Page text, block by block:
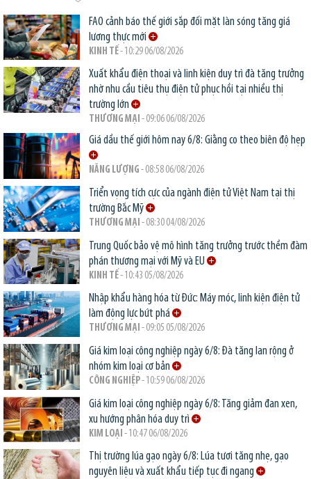
FAO cảnh báo thế giới sắp đối mặt làn sóng tăng giá
lương thực mới
KINH TẾ- 10:29 06/08/2026
Xuất khẩu điện thoại và linh kiện duy trì đà tăng trưởng
nhờ nhu cầu tiêu thụ điện tử phục hồi tại nhiều thị
trường lớn
THƯƠNG MẠI - 09:06 06/08/2026
Giá dầu thế giới hôm nay 6/8: Giằng co theo biên độ hẹp
NĂNG LƯỢNG - 08:58 06/08/2026
Triển vọng tích cực của ngành điện tử Việt Nam tại thị
trường Bắc Mỹ
THƯƠNG MẠI - 08:30 04/08/2026
Trung Quốc bảo vệ mô hình tăng trưởng trước thềm đàm
phán thương mại với Mỹ và EU
KINH TẾ- 10:43 05/08/2026
Nhập khẩu hàng hóa từ Đức: Máy móc, linh kiện điện tử
làm động lực bứt phá
THƯƠNG MẠI - 09:05 05/08/2026
Giá kim loại công nghiệp ngày 6/8: Đà tăng lan rộng ở
nhóm kim loại cơ bản
CÔNG NGHIỆP- 10:59 06/08/2026
Giá kim loại công nghiệp ngày 6/8: Tăng giảm đan xen,
xu hướng phân hóa duy trì
KIM LOẠI - 10:47 06/08/2026
Thị trường lúa gạo ngày 6/8: Lúa tươi tăng nhẹ, gạo
nguyên liệu và xuất khẩu tiếp tục đi ngang